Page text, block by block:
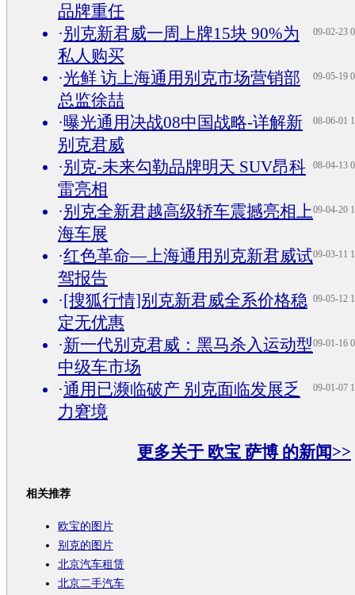
品牌重任
09-02-23
·别克新君威一周上牌15块 90%为
私人购买
09-05-19
·光鲜 访上海通用别克市场营销部
总监徐喆
08-06-01
·曝光通用决战08中国战略-详解新
别克君威
08-04-13
·别克-未来勾勒品牌明天 SUV昂科
雷亮相
09-04-20
·别克全新君越高级轿车震撼亮相上
海车展
09-03-11
·红色革命—上海通用别克新君威试
驾报告
09-05-12
·[搜狐行情]别克新君威全系价格稳
定无优惠
09-01-16
·新一代别克君威：黑马杀入运动型
中级车市场
09-01-07
·通用已濒临破产 别克面临发展乏
力窘境
更多关于 欧宝 萨博 的新闻>>
相关推荐
欧宝的图片
别克的图片
北京汽车租赁
北京二手汽车